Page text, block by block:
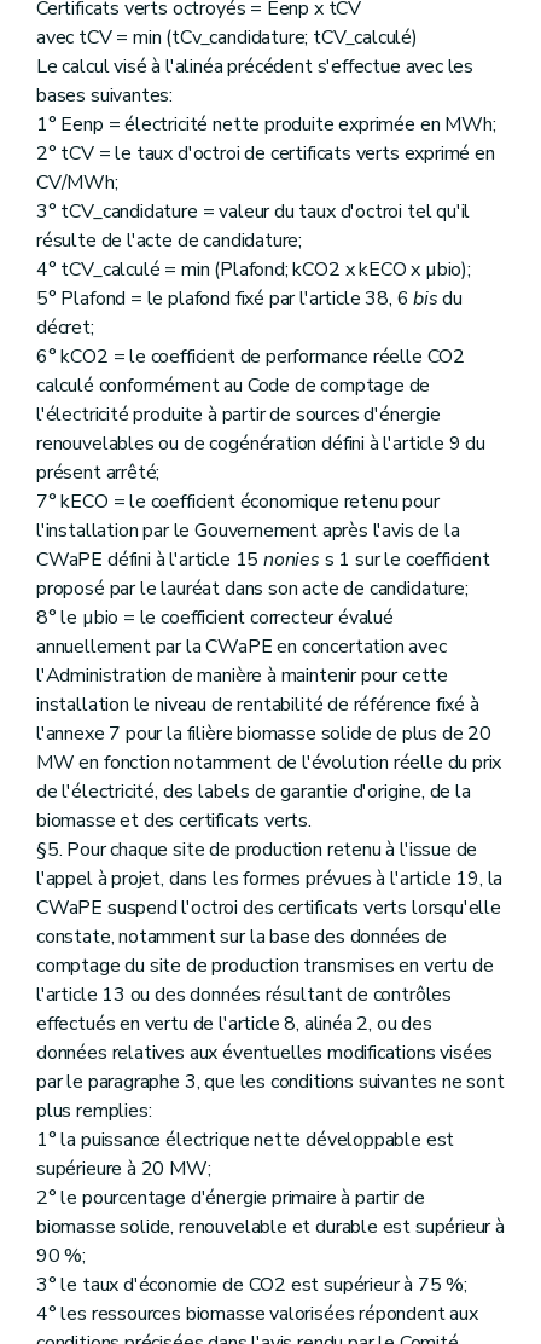
Certificats verts octroyés = Eenp x tCV
avec tCV = min (tCv_candidature; tCV_calculé)
Le calcul visé à l'alinéa précédent s'effectue avec les
bases suivantes:
1° Eenp = électricité nette produite exprimée en MWh;
2° tCV = le taux d'octroi de certificats verts exprimé en
CV/MWh;
3° tCV_candidature = valeur du taux d'octroi tel qu'il
résulte de l'acte de candidature;
4° tCV_calculé = min (Plafond; kCO2 x kECO x µbio);
5° Plafond = le plafond fixé par l'article 38, 6bisdu
décret;
6° kCO2 = le coefficient de performance réelle CO2
calculé conformément au Code de comptage de
l'électricité produite à partir de sources d'énergie
renouvelables ou de cogénération défini à l'article 9 du
présent arrêté;
7° kECO = le coefficient économique retenu pour
l'installation par le Gouvernement après l'avis de la
CWaPE défini à l'article 15 nonies s 1 sur le coefficient
proposé par le lauréat dans son acte de candidature;
8° le µbio = le coefficient correcteur évalué
annuellement par la CWaPE en concertation avec
l'Administration de manière à maintenir pour cette
installation le niveau de rentabilité de référence fixé à
l'annexe 7 pour la filière biomasse solide de plus de 20
MW en fonction notamment de l'évolution réelle du prix
de l'électricité, des labels de garantie d'origine, de la
biomasse et des certificats verts.
§5. Pour chaque site de production retenu à l'issue de
l'appel à projet, dans les formes prévues à l'article 19, la
CWaPE suspend l'octroi des certificats verts lorsqu'elle
constate, notamment sur la base des données de
comptage du site de production transmises en vertu de
l'article 13 ou des données résultant de contrôles
effectués en vertu de l'article 8, alinéa 2, ou des
données relatives aux éventuelles modifications visées
par le paragraphe 3, que les conditions suivantes ne sont
plus remplies:
1° la puissance électrique nette développable est
supérieure à 20 MW;
2° le pourcentage d'énergie primaire à partir de
biomasse solide, renouvelable et durable est supérieur à
90 %;
3° le taux d'économie de CO2 est supérieur à 75 %;
4° les ressources biomasse valorisées répondent aux